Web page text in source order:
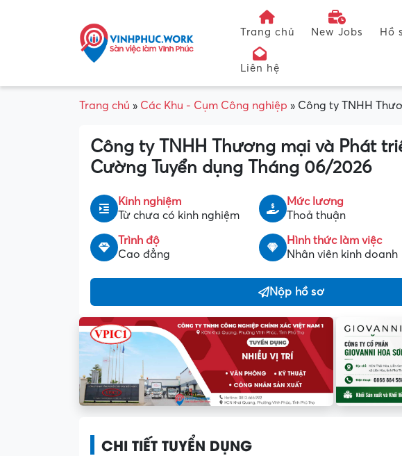
Trang chủ New Jobs Hồ
Liên hệ
Trang chủ » Các Khu - Cụm Công nghiệp » Công ty TNHH
Công ty TNHH Thương mại và Phát
Cường Tuyển dụng Tháng 06/2026
Kinh nghiệm
Từ chưa có kinh nghiệm
Mức lương
Thoả thuận
Trình độ
Cao đẳng
Hình thức làm việc
Nhân viên kinh doanh
Nộp hồ sơ
CHI TIẾT TUYỂN DỤNG